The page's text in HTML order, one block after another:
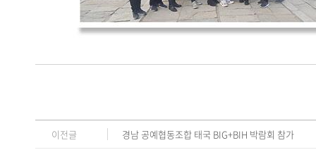
이전글 경남 공예협동조합 태국 BIG+BIH 박람회 참가